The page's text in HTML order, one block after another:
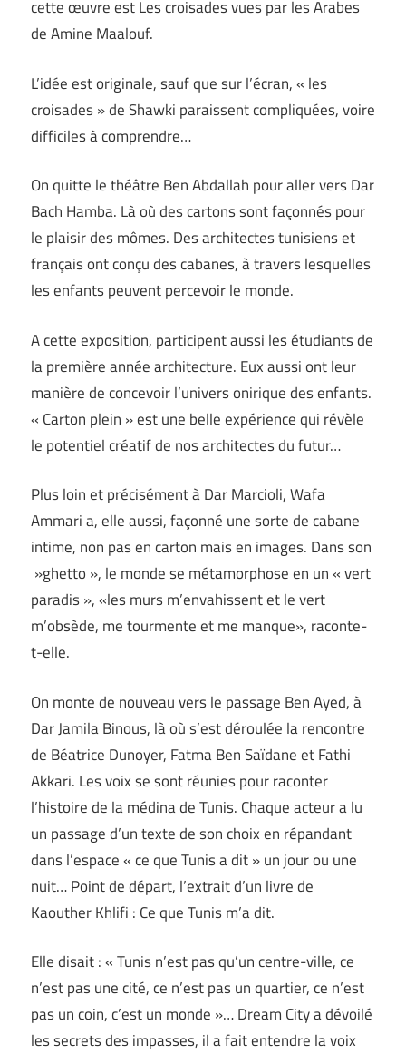
cette œuvre est Les croisades vues par les Arabes
de Amine Maalouf.
L’idée est originale, sauf que sur l’écran, « les
croisades » de Shawki paraissent compliquées, voire
difficiles à comprendre…
On quitte le théâtre Ben Abdallah pour aller vers Dar
Bach Hamba. Là où des cartons sont façonnés pour
le plaisir des mômes. Des architectes tunisiens et
français ont conçu des cabanes, à travers lesquelles
les enfants peuvent percevoir le monde.
A cette exposition, participent aussi les étudiants de
la première année architecture. Eux aussi ont leur
manière de concevoir l’univers onirique des enfants.
« Carton plein » est une belle expérience qui révèle
le potentiel créatif de nos architectes du futur…
Plus loin et précisément à Dar Marcioli, Wafa
Ammari a, elle aussi, façonné une sorte de cabane
intime, non pas en carton mais en images. Dans son
»ghetto », le monde se métamorphose en un « vert
paradis », «les murs m’envahissent et le vert
m’obsède, me tourmente et me manque», raconte-
t-elle.
On monte de nouveau vers le passage Ben Ayed, à
Dar Jamila Binous, là où s’est déroulée la rencontre
de Béatrice Dunoyer, Fatma Ben Saïdane et Fathi
Akkari. Les voix se sont réunies pour raconter
l’histoire de la médina de Tunis. Chaque acteur a lu
un passage d’un texte de son choix en répandant
dans l’espace « ce que Tunis a dit » un jour ou une
nuit… Point de départ, l’extrait d’un livre de
Kaouther Khlifi : Ce que Tunis m’a dit.
Elle disait : « Tunis n’est pas qu’un centre-ville, ce
n’est pas une cité, ce n’est pas un quartier, ce n’est
pas un coin, c’est un monde »… Dream City a dévoilé
les secrets des impasses, il a fait entendre la voix